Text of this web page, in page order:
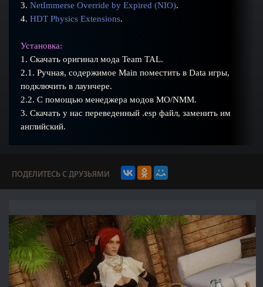
3. NetImmerse Override by Expired (NIO).
4. HDT Physics Extensions.
Установка:
1. Скачать оригинал мода Team TAL.
2.1. Ручная, содержимое Main поместить в Data игры,
подключить в лаунчере.
2.2. С помощью менеджера модов MO/NMM.
3. Скачать у нас переведенный .esp файл, заменить им
английский.
ПОДЕЛИТЕСЬ С ДРУЗЬЯМИ